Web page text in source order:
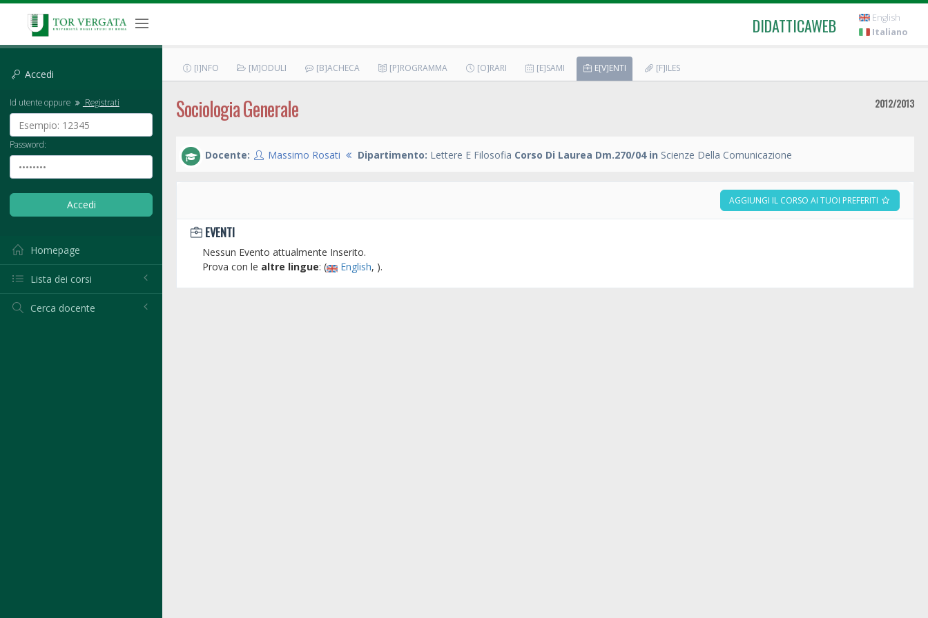
DIDATTICAWEB
English
Italiano
Accedi
Id utente oppure Registrati
Password:
Homepage
Lista dei corsi
Cerca docente
[I]NFO [M]ODULI [B]ACHECA [P]ROGRAMMA [O]RARI [E]SAMI E[V]ENTI [F]ILES
Sociologia Generale 2012/2013
Docente: Massimo Rosati Dipartimento: Lettere E Filosofia Corso Di Laurea Dm.270/04 in Scienze Della Comunicazione
AGGIUNGI IL CORSO AI TUOI PREFERITI
EVENTI
Nessun Evento attualmente Inserito.
Prova con le altre lingue: ( English, ).